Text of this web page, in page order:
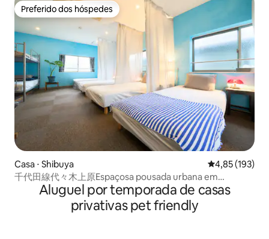
Preferido dos hóspedes
Preferido dos hóspedes
Casa ⋅ Shibuya 4,85 de uma
4,85 (193)
千代田線代々木上原Espaçosa pousada urbana em
Shibuya/Harajuku
Aluguel por temporada de casas
privativas pet friendly